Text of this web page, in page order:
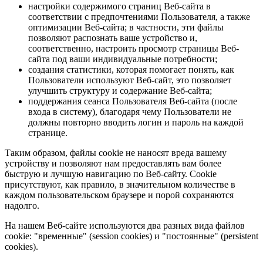
настройки содержимого страниц Веб-сайта в
соответствии с предпочтениями Пользователя, а также
оптимизации Веб-сайта; в частности, эти файлы
позволяют распознать ваше устройство и,
соответственно, настроить просмотр страницы Веб-
сайта под ваши индивидуальные потребности;
создания статистики, которая помогает понять, как
Пользователи используют Веб-сайт, это позволяет
улучшить структуру и содержание Веб-сайта;
поддержания сеанса Пользователя Веб-сайта (после
входа в систему), благодаря чему Пользователи не
должны повторно вводить логин и пароль на каждой
странице.
Таким образом, файлы cookie не наносят вреда вашему
устройству и позволяют нам предоставлять вам более
быструю и лучшую навигацию по Веб-сайту. Cookie
присутствуют, как правило, в значительном количестве в
каждом пользовательском браузере и порой сохраняются
надолго.
На нашем Веб-сайте используются два разных вида файлов
cookie: "временные" (session cookies) и "постоянные" (persistent
cookies).